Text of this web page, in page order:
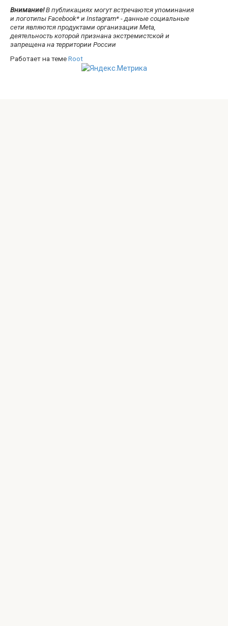
Внимание!В публикациях могут встречаются упоминания
и логотипы Facebook* и Instagram* - данные социальные
сети являются продуктами организации Meta,
деятельность которой признана экстремистской и
запрещена на территории России
Работает на темеRoot